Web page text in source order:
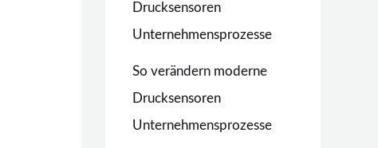
Drucksensoren
Unternehmensprozesse
So verändern moderne
Drucksensoren
Unternehmensprozesse